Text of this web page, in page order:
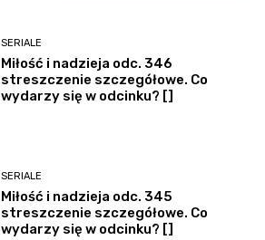
SERIALE
Miłość i nadzieja odc. 346
streszczenie szczegółowe. Co
wydarzy się w odcinku? []
SERIALE
Miłość i nadzieja odc. 345
streszczenie szczegółowe. Co
wydarzy się w odcinku? []